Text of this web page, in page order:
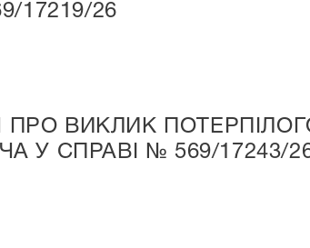
17219/26
ВИКЛИК
У СПРАВІ № 569/17243/